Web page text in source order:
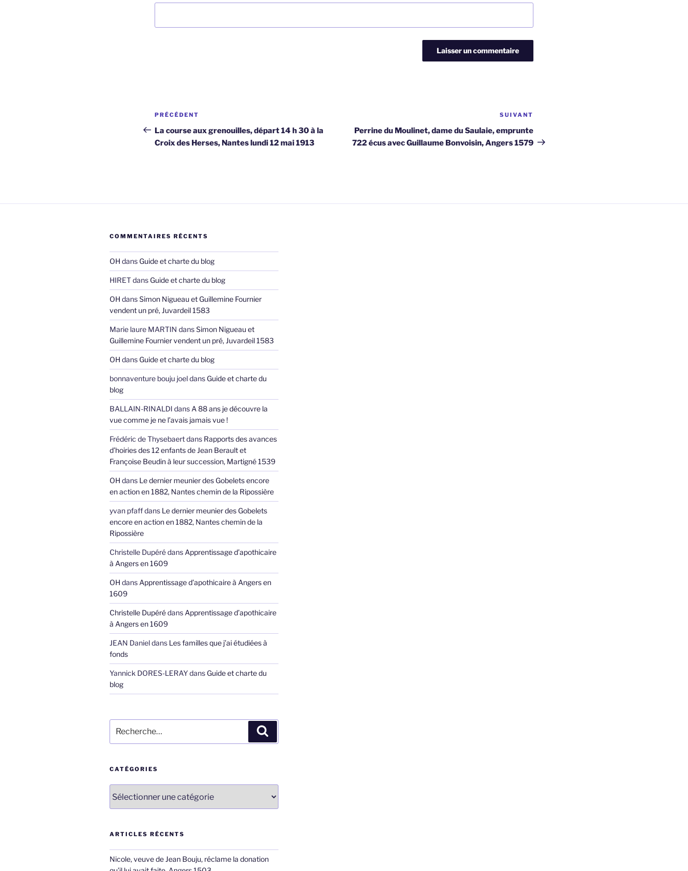
Navigation
de
l’article
Article
précédent
PRÉCÉDENT
La course aux grenouilles, départ 14 h 30 à la
Croix des Herses, Nantes lundi 12 mai 1913
suivant
SUIVANT
Perrine du Moulinet, dame du Saulaie, emprunte
722 écus avec Guillaume Bonvoisin, Angers 1579
COMMENTAIRES RÉCENTS
OH dans Guide et charte du blog
HIRETdans Guide et charte du blog
OH dansSimon Nigueau et Guillemine Fournier
vendent un pré, Juvardeil 1583
Marie laure MARTIN dansSimon Nigueau et
Guillemine Fournier vendent un pré, Juvardeil 1583
OH dans Guide et charte du blog
bonnaventure bouju joeldans Guide et charte du
blog
BALLAIN-RINALDI dans A 88 ans je découvre la
vue comme je ne l’avais jamais vue !
Frédéric de Thysebaertdans Rapports des avances
d’hoiries des 12 enfants de Jean Berault et
Françoise Beudin à leur succession, Martigné 1539
OH dans Le dernier meunier des Gobelets encore
en action en 1882, Nantes chemin de la Ripossière
yvan pfaffdans Le dernier meunier des Gobelets
encore en action en 1882, Nantes chemin de la
Ripossière
Christelle Dupérédans Apprentissage d’apothicaire
à Angers en 1609
OH dans Apprentissage d’apothicaire à Angers en
1609
Christelle Dupérédans Apprentissage d’apothicaire
à Angers en 1609
JEAN Danieldans Les familles que j’ai étudiées à
fonds
Yannick DORES-LERAYdans Guide et charte du
blog
pour
:
CATÉGORIES
ARTICLES RÉCENTS
Nicole, veuve de Jean Bouju, réclame la donation